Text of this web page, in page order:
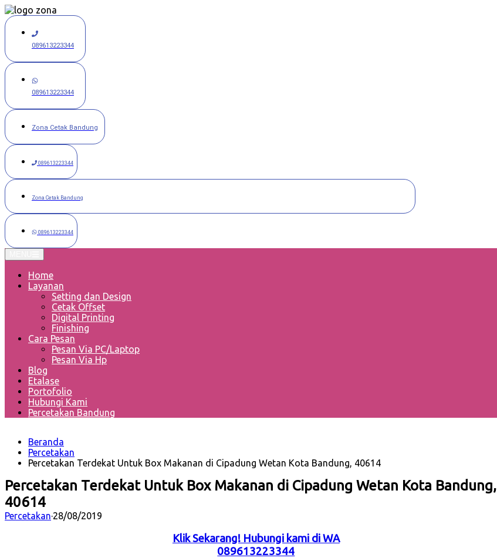
Langsung
ke
konten
089613223344
089613223344
Zona Cetak Bandung
089613223344
Zona Cetak Bandung
089613223344
Home
Layanan
Setting dan Design
Cetak Offset
Digital Printing
Finishing
Cara Pesan
Pesan Via PC/Laptop
Pesan Via Hp
Blog
Etalase
Portofolio
Hubungi Kami
Percetakan Bandung
Beranda
Percetakan
Percetakan Terdekat Untuk Box Makanan di Cipadung Wetan Kota Bandung, 40614
Percetakan Terdekat Untuk Box Makanan di Cipadung Wetan Kota Bandung,
40614
Percetakan·28/08/2019
Klik Sekarang! Hubungi kami di WA
089613223344